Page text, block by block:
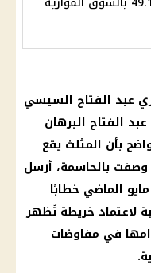
عبد الفتاح السيسي
الفتاح البرهان
بأن المثلث يقع
بالحاسمة، أرسل
مجلس السيادة السوداني في 11 مايو الماضي خطابًا
لاعتماد خريطة تُظهر
في مفاوضات